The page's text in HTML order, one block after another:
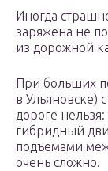
Иногда
заряжена не
из дорожной
При больших
в Ульяновске)
дороге
гибридный
подъемами
очень сложно.